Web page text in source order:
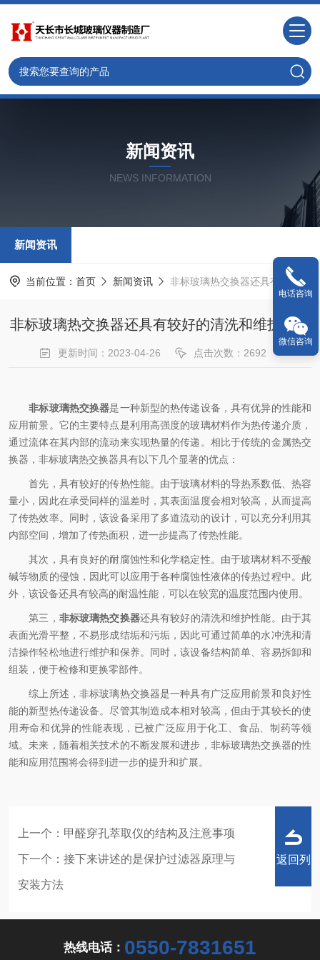
新闻资讯
NEWS INFORMATION
新闻资讯
当前位置： 首页 新闻资讯 非标玻璃热交换器还具有较好的清洗和维护性能
非标玻璃热交换器还具有较好的清洗和维护性能
更新时间：2023-04-26 点击次数：2692
非标玻璃热交换器是一种新型的热传递设备，具有优异的性能和
应用前景。它的主要特点是利用高强度的玻璃材料作为热传递介质，
通过流体在其内部的流动来实现热量的传递。相比于传统的金属热交
换器，非标玻璃热交换器具有以下几个显著的优点：
首先，具有较好的传热性能。由于玻璃材料的导热系数低、热容
量小，因此在承受同样的温差时，其表面温度会相对较高，从而提高
了传热效率。同时，该设备采用了多道流动的设计，可以充分利用其
内部空间，增加了传热面积，进一步提高了传热性能。
其次，具有良好的耐腐蚀性和化学稳定性。由于玻璃材料不受酸
碱等物质的侵蚀，因此可以应用于各种腐蚀性液体的传热过程中。此
外，该设备还具有较高的耐温性能，可以在较宽的温度范围内使用。
第三， 非标玻璃热交换器还具有较好的清洗和维护性能。由于其
表面光滑平整，不易形成结垢和污垢，因此可通过简单的水冲洗和清
洁操作轻松地进行维护和保养。同时，该设备结构简单、容易拆卸和
组装，便于检修和更换零部件。
综上所述，非标玻璃热交换器是一种具有广泛应用前景和良好性
能的新型热传递设备。尽管其制造成本相对较高，但由于其较长的使
用寿命和优异的性能表现，已被广泛应用于化工、食品、制药等领
域。未来，随着相关技术的不断发展和进步，非标玻璃热交换器的性
能和应用范围将会得到进一步的提升和扩展。
上一个： 甲醛穿孔萃取仪的结构及注意事项
下一个： 接下来讲述的是保护过滤器原理与
安装方法
返回列
热线电话： 0550-7831651
电话咨询
微信咨询